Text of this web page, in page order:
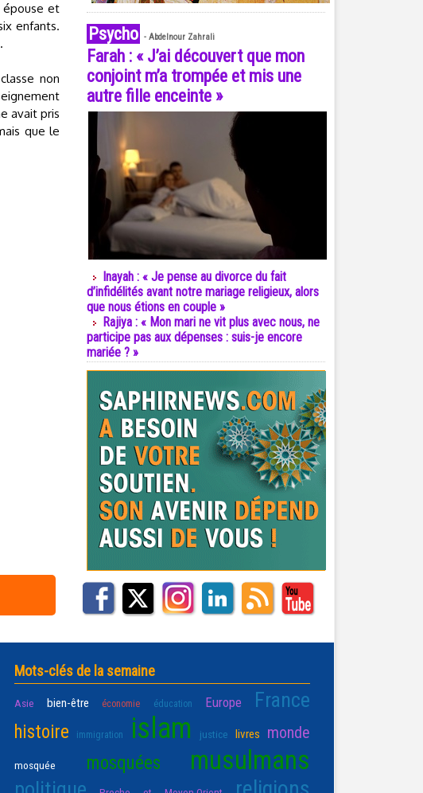
épouse et
enfants.
non
avait pris
que le
Psycho - Abdelnour Zahrali
Farah : « J’ai découvert que mon
conjoint m’a trompée et mis une
autre fille enceinte »
Inayah : « Je pense au divorce du fait
d’infidélités avant notre mariage religieux, alors
que nous étions en couple »
Rajiya : « Mon mari ne vit plus avec nous, ne
participe pas aux dépenses : suis-je encore
mariée ? »
Mots-clés de la semaine
Asie bien-être économie éducation Europe France
histoire immigration islam justice livres monde
mosquée mosquées musulmans